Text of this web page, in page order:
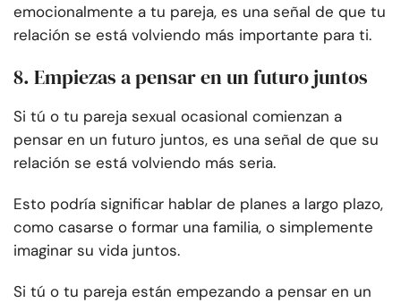
emocionalmente a tu pareja, es una señal de que tu
relación se está volviendo más importante para ti.
8. Empiezas a pensar en un futuro juntos
Si tú o tu pareja sexual ocasional comienzan a
pensar en un futuro juntos, es una señal de que su
relación se está volviendo más seria.
Esto podría significar hablar de planes a largo plazo,
como casarse o formar una familia, o simplemente
imaginar su vida juntos.
Si tú o tu pareja están empezando a pensar en un